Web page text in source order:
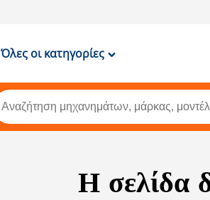
Όλες οι κατηγορίες
Η σελίδα